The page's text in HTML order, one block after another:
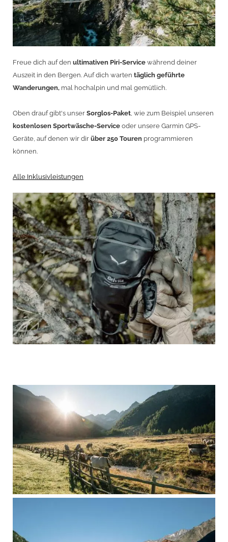
Freue dich auf den ultimativen Piri-Service während deiner
Auszeit in den Bergen. Auf dich warten täglich geführte
Wanderungen, mal hochalpin und mal gemütlich.
Oben drauf gibt's unser Sorglos-Paket, wie zum Beispiel unseren
kostenlosen Sportwäsche-Service oder unsere Garmin GPS-
Geräte, auf denen wir dir über 250 Touren programmieren
können.
Alle Inklusivleistungen